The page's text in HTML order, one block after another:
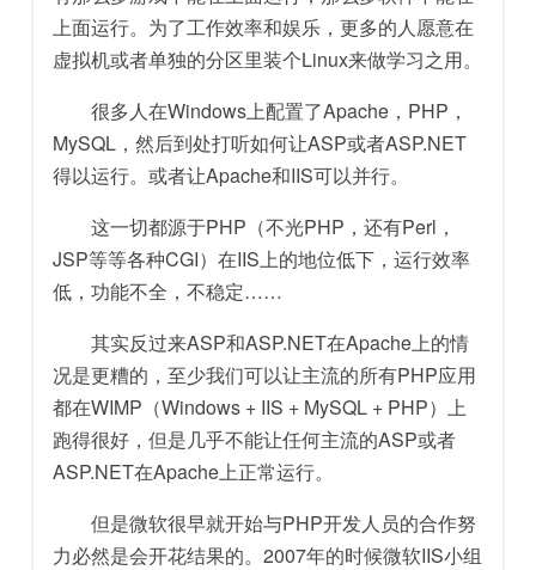
上面运行。为了工作效率和娱乐，更多的人愿意在
虚拟机或者单独的分区里装个Linux来做学习之用。
很多人在Windows上配置了Apache，PHP，
MySQL，然后到处打听如何让ASP或者ASP.NET
得以运行。或者让Apache和IIS可以并行。
这一切都源于PHP（不光PHP，还有Perl，
JSP等等各种CGI）在IIS上的地位低下，运行效率
低，功能不全，不稳定……
其实反过来ASP和ASP.NET在Apache上的情
况是更糟的，至少我们可以让主流的所有PHP应用
都在WIMP（Windows + IIS + MySQL + PHP）上
跑得很好，但是几乎不能让任何主流的ASP或者
ASP.NET在Apache上正常运行。
但是微软很早就开始与PHP开发人员的合作努
力必然是会开花结果的。2007年的时候微软IIS小组